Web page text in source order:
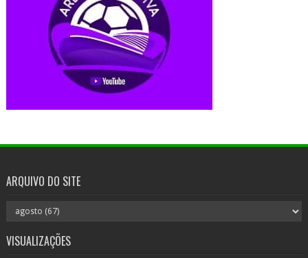
ARQUIVO DO SITE
VISUALIZAÇÕES